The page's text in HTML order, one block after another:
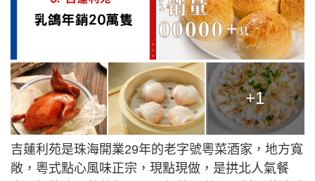
+1
吉蓮利苑是珠海開業29年的老字號粵菜酒家，地方寬
敞，粵式點心風味正宗，現點現做，是拱北人氣餐